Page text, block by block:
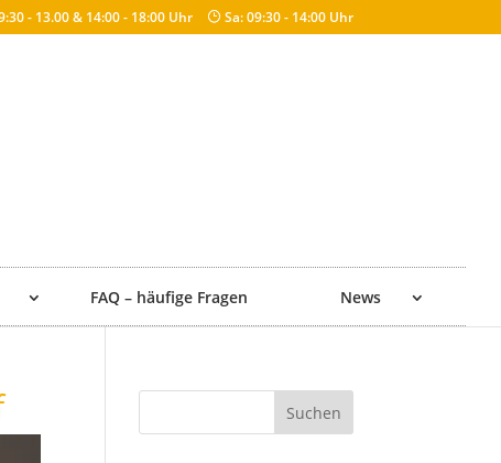
- 13.00 & 14:00 - 18:00 Uhr​ Sa: 09:30 - 14:00 Uhr
FAQ – häufige Fragen News